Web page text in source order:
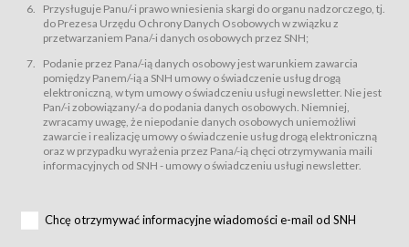
dnia 18 lipca 2002 r. o świadczeniu usług drogą elektroniczną (Dz.U. z 2002
r., Nr 144, poz. 1204, z późń. zm.). Usługi świadczone są nieodpłatnie.
Na zasadach określonych w Regulaminie dostęp do Serwisu jest otwarty dla
Usługobiorca przed rozpoczęciem korzystania z Serwisu jest zobowiązany
zapoznać się z Regulaminem. Założenie konta w Serwisie oraz zamówienie
usługi newsletter za pośrednictwem przeznaczonego do tego formularza
zamieszczonego na stronach Serwisu dostępnych dla wszystkich
Usługobiorców wymaga akceptacji postanowień Regulaminu.
Usługobiorca zobowiązany jest do przestrzegania postanowień Regulaminu
od chwili rozpoczęcia korzystania z Serwisu.
Regulamin jest udostępniony Usługobiorcom nieodpłatnie za
Warunki techniczne korzystania z Usług
Przysługuje Panu/-i prawo wniesienia skargi do organu nadzorczego, tj.
do Prezesa Urzędu Ochrony Danych Osobowych w związku z
przetwarzaniem Pana/-i danych osobowych przez SNH;
Podanie przez Pana/-ią danych osobowy jest warunkiem zawarcia
pomiędzy Panem/-ią a SNH umowy o świadczenie usług drogą
elektroniczną, w tym umowy o świadczeniu usługi newsletter. Nie jest
Pan/-i zobowiązany/-a do podania danych osobowych. Niemniej,
zwracamy uwagę, że niepodanie danych osobowych uniemożliwi
zawarcie i realizację umowy o świadczenie usług drogą elektroniczną
oraz w przypadku wyrażenia przez Pana/-ią chęci otrzymywania maili
informacyjnych od SNH - umowy o świadczeniu usługi newsletter.
Chcę otrzymywać informacyjne wiadomości e-mail od SNH